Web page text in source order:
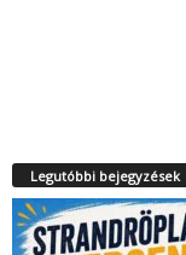
Legutóbbi bejegyzések